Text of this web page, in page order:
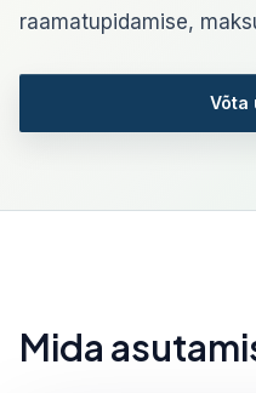
raamatupidamise,
Võta
Mida